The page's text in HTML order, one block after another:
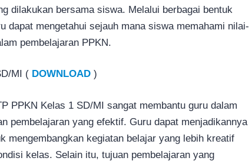
dilakukan bersama siswa. Melalui berbagai bentuk
dapat mengetahui sejauh mana siswa memahami nilai-
pembelajaran PPKN.
MI ( DOWNLOAD )
PPKN Kelas 1 SD/MI sangat membantu guru dalam
pembelajaran yang efektif. Guru dapat menjadikannya
mengembangkan kegiatan belajar yang lebih kreatif
kelas. Selain itu, tujuan pembelajaran yang